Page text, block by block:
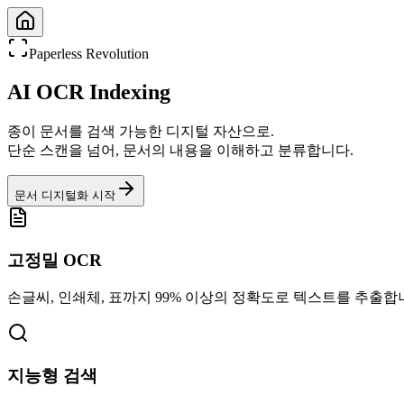
Paperless Revolution
AI OCR Indexing
종이 문서를 검색 가능한 디지털 자산으로.
단순 스캔을 넘어, 문서의 내용을 이해하고 분류합니다.
문서 디지털화 시작
고정밀 OCR
손글씨, 인쇄체, 표까지 99% 이상의 정확도로 텍스트를 추출합
지능형 검색